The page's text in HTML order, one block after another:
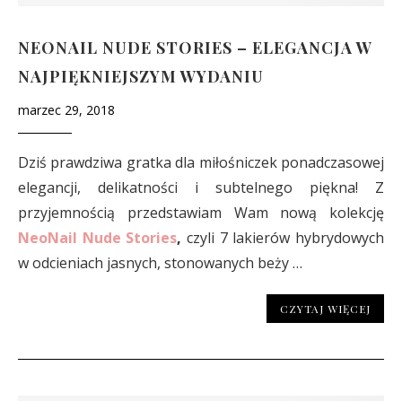
NEONAIL NUDE STORIES – ELEGANCJA W
NAJPIĘKNIEJSZYM WYDANIU
marzec 29, 2018
Dziś prawdziwa gratka dla miłośniczek ponadczasowej
elegancji, delikatności i subtelnego piękna! Z
przyjemnością przedstawiam Wam nową kolekcję
NeoNail Nude Stories, czyli 7 lakierów hybrydowych
w odcieniach jasnych, stonowanych beży …
CZYTAJ WIĘCEJ